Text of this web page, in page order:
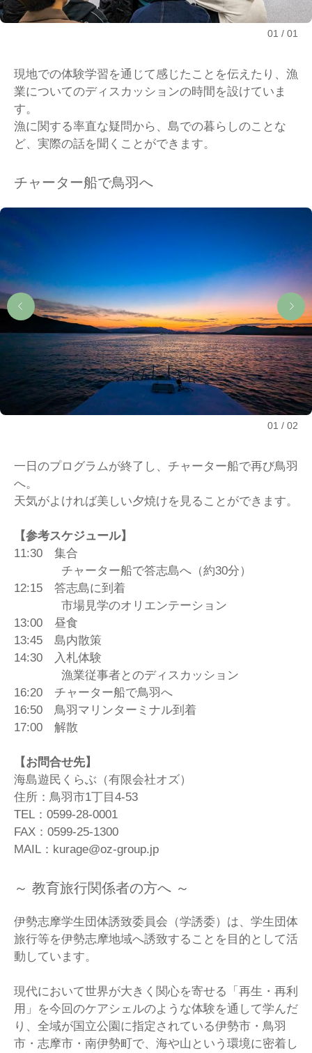
01 01
現地での体験学習を通じて感じたことを伝えたり、漁
業についてのディスカッションの時間を設けていま
す。
漁に関する率直な疑問から、島での暮らしのことな
ど、実際の話を聞くことができます。
チャーター船で鳥羽へ
01 02
一日のプログラムが終了し、チャーター船で再び鳥羽
へ。
天気がよければ美しい夕焼けを見ることができます。
【参考スケジュール】
11:30 集合
チャーター船で答志島へ（約30分）
12:15 答志島に到着
市場見学のオリエンテーション
13:00 昼食
13:45 島内散策
14:30 入札体験
漁業従事者とのディスカッション
16:20 チャーター船で鳥羽へ
16:50 鳥羽マリンターミナル到着
17:00 解散
【お問合せ先】
海島遊民くらぶ（有限会社オズ）
住所：鳥羽市1丁目4-53
TEL：0599-28-0001
FAX：0599-25-1300
MAIL：kurage@oz-group.jp
～ 教育旅行関係者の方へ ～
伊勢志摩学生団体誘致委員会（学誘委）は、学生団体
旅行等を伊勢志摩地域へ誘致することを目的として活
動しています。
現代において世界が大きく関心を寄せる「再生・再利
用」を今回のケアシェルのような体験を通して学んだ
り、全域が国立公園に指定されている伊勢市・鳥羽
市・志摩市・南伊勢町で、海や山という環境に密着し